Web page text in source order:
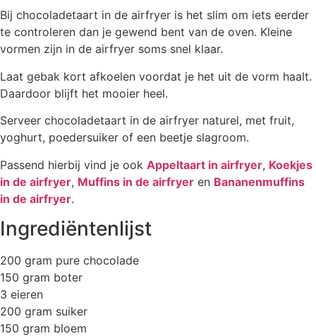
Bij chocoladetaart in de airfryer is het slim om iets eerder
te controleren dan je gewend bent van de oven. Kleine
vormen zijn in de airfryer soms snel klaar.
Laat gebak kort afkoelen voordat je het uit de vorm haalt.
Daardoor blijft het mooier heel.
Serveer chocoladetaart in de airfryer naturel, met fruit,
yoghurt, poedersuiker of een beetje slagroom.
Passend hierbij vind je ook Appeltaart in airfryer, Koekjes
in de airfryer, Muffins in de airfryer en Bananenmuffins
in de airfryer.
Ingrediëntenlijst
200 gram pure chocolade
150 gram boter
3 eieren
200 gram suiker
150 gram bloem